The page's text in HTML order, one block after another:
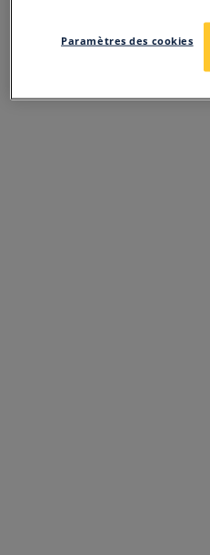
SORRY
UNEXPECTED
Paramètres des cookies